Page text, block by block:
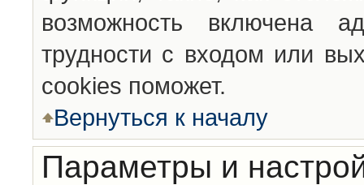
возможность включена
трудности с входом или
cookies поможет.
Вернуться к началу
Параметры и